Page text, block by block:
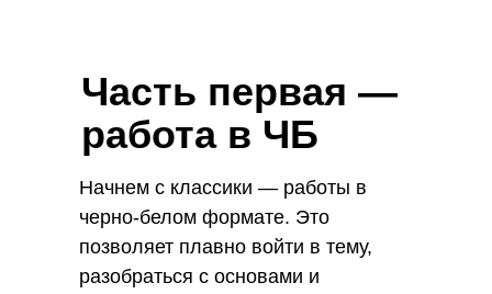
Часть первая —
работа в ЧБ
Начнем с классики — работы в
черно-белом формате. Это
позволяет плавно войти в тему,
разобраться с основами и